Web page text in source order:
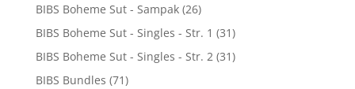
BIBS Boheme Sut - Sampak (26)
BIBS Boheme Sut - Singles - Str. 1 (31)
BIBS Boheme Sut - Singles - Str. 2 (31)
BIBS Bundles (71)